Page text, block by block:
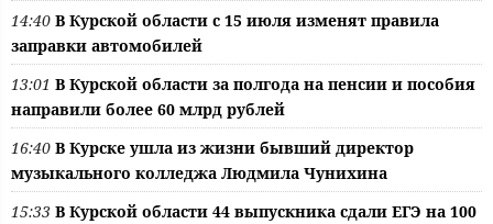
14:40 В Курской области с 15 июля изменят правила
заправки автомобилей
13:01 В Курской области за полгода на пенсии и пособия
направили более 60 млрд рублей
16:40 В Курске ушла из жизни бывший директор
музыкального колледжа Людмила Чунихина
15:33 В Курской области 44 выпускника сдали ЕГЭ на 100